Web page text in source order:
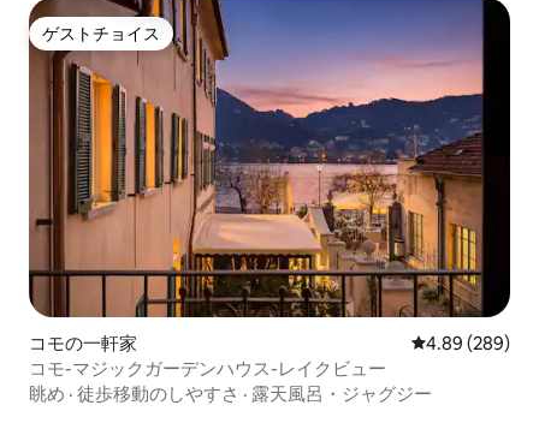
ゲストチョイス
ゲストチョイス
コモの一軒家 レビュー289
4.89 (289)
コモ-マジックガーデンハウス-レイクビュー
眺め · 徒歩移動のしやすさ · 露天風呂・ジャグジー